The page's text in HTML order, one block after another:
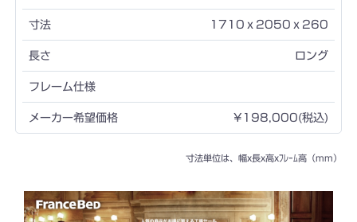
1710ｘ2050ｘ260
ロング
¥198,000(税込)
寸法単位は、幅x長x高xﾌﾚｰﾑ高（mm）